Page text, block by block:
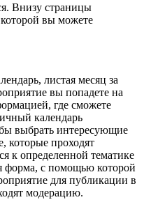
Внизу страницы
вы можете
листая месяц за
вы попадете на
где сможете
календарь
выбрать интересующие
которые проходят
к определенной тематике
форма, с помощью которой
для публикации в
модерацию.